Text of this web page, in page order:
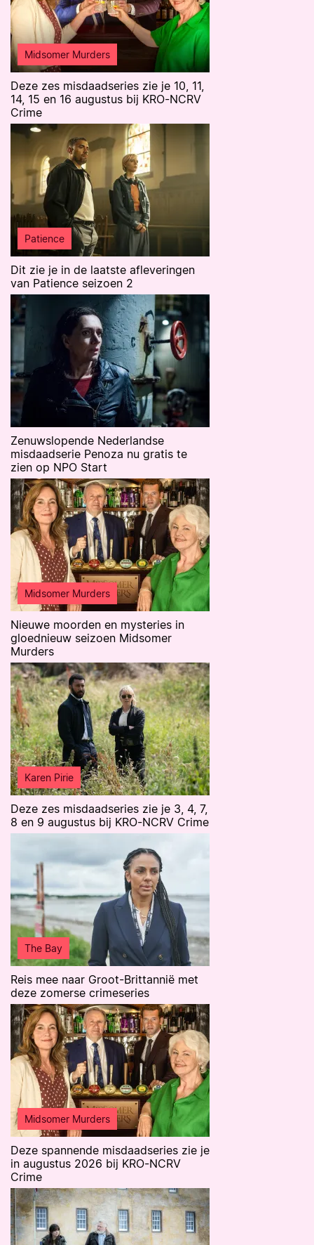
Midsomer Murders
Deze zes misdaadseries zie je 10, 11,
14, 15 en 16 augustus bij KRO-NCRV
Crime
Patience
Dit zie je in de laatste afleveringen
van Patience seizoen 2
Zenuwslopende Nederlandse
misdaadserie Penoza nu gratis te
zien op NPO Start
Midsomer Murders
Nieuwe moorden en mysteries in
gloednieuw seizoen Midsomer
Murders
Karen Pirie
Deze zes misdaadseries zie je 3, 4, 7,
8 en 9 augustus bij KRO-NCRV Crime
The Bay
Reis mee naar Groot-Brittannië met
deze zomerse crimeseries
Midsomer Murders
Deze spannende misdaadseries zie je
in augustus 2026 bij KRO-NCRV
Crime